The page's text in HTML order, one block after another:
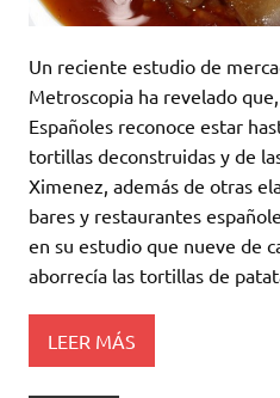
Un reciente estudio de
Metroscopia ha revelado
Españoles reconoce estar
tortillas deconstruidas y de
Ximenez, además de otras
bares y restaurantes
en su estudio que nueve de
aborrecía las tortillas de
LEER MÁS